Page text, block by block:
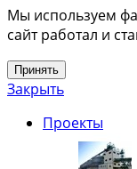
Мы используем
сайт работал и
Принять
Закрыть
Проекты